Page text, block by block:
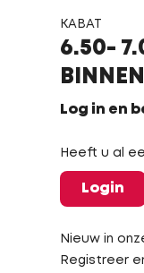
KABAT
6.50-
Log in en
Heeft u al
Login
Nieuw in
Registreer